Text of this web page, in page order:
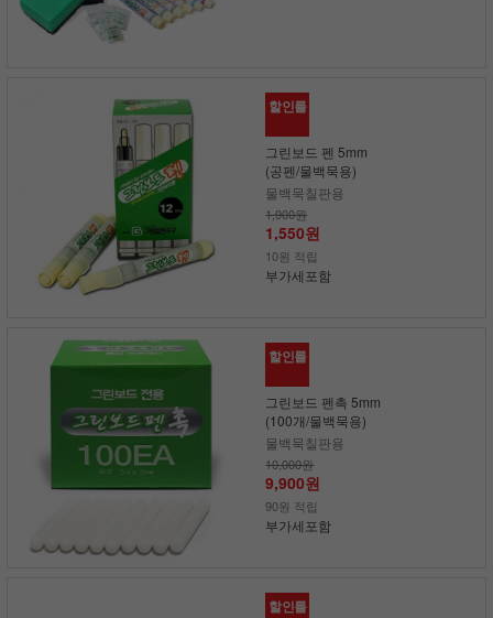
할인률
그린보드 펜 5mm
(공펜/물백묵용)
물백묵칠판용
1,900원
1,550원
10원 적립
부가세포함
할인률
그린보드 펜촉 5mm
(100개/물백묵용)
물백묵칠판용
10,000원
9,900원
90원 적립
부가세포함
할인률